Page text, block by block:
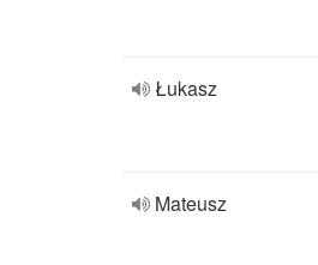
Łukasz
Mateusz